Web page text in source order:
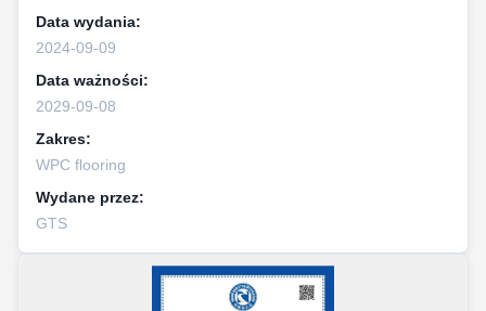
Data wydania:
2024-09-09
Data ważności:
2029-09-08
Zakres:
WPC flooring
Wydane przez:
GTS